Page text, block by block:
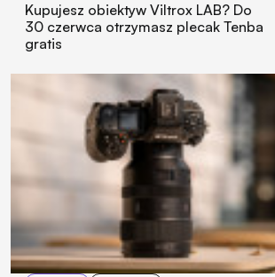
Kupujesz obiektyw Viltrox LAB? Do
30 czerwca otrzymasz plecak Tenba
gratis